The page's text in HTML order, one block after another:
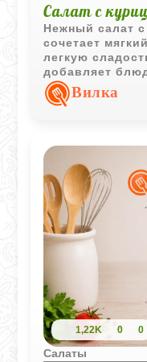
Салат с
Нежный салат
сочетает
легкую
добавляет
делает вкус
Вилка
1,22K 0 0
Салаты